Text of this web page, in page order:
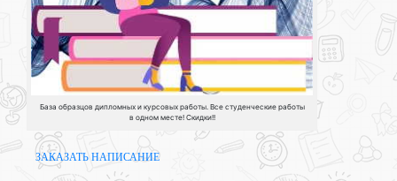
База образцов дипломных и курсовых работы. Все студенческие работы
в одном месте! Скидки!!
ЗАКАЗАТЬ НАПИСАНИЕ